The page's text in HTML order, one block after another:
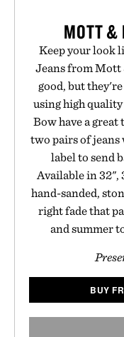
MOTT &
Keep your look
Jeans from Mott
good, but
using high
Bow have a
two pairs of
label to send
Available in 32",
hand-sanded,
right fade that
and summer
BUY